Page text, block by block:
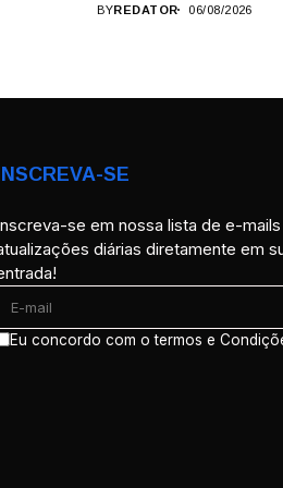
BYREDATOR 06/08/2026
SE
se em nossa lista de e-
diárias diretamente em
Eu concordo com o termos e